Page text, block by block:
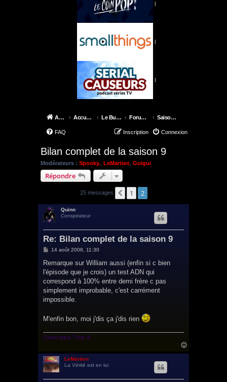
|
|
|
Accueil Accueil du forum Le Bureau des X-Files Forum épisodes Saison 9
FAQ Connexion
Inscription
Bilan complet de la saison 9
Modérateurs : Spooky. LeMartien Guigui
Répondre
25 messages Précédent
1 2
Quinn
Conspirateur
Re: Bilan complet de la saison 9
M
s
a
g
14 août 2008, 11:30
Remarque sur William aussi (enfin si c bien
l'épisode que je crois) un test ADN qui
correspond à 100% entre demi frère c pas
simplement improbable, c'est carrément
impossible.
M'enfin bon, moi j'dis ça j'dis rien
Come back True !!!
LeMartien
La Vérité est en lui